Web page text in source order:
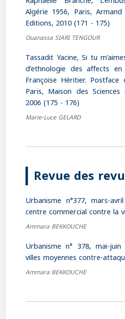
Algérie 1956, Paris,
Editions, 2010 (171 - 175)
Ouanassa SIARI TENGOUR
Tassadit Yacine, Si tu
d’ethnologie des affects
Françoise Héritier.
Paris, Maison des
2006 (175 - 176)
Marie-Luce GELARD
Revue des
Urbanisme n°377, mars-
centre commercial contre la
Ammara BEKKOUCHE
Urbanisme n° 378, mai-
villes moyennes contre-
Ammara BEKKOUCHE